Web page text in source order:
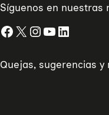
Síguenos en nuestras
Facebook X InstagramYouTube LinkedIn
Quejas, sugerencias y